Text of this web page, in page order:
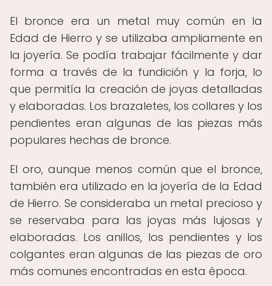
El bronce era un metal muy común en la
Edad de Hierro y se utilizaba ampliamente en
la joyería. Se podía trabajar fácilmente y dar
forma a través de la fundición y la forja, lo
que permitía la creación de joyas detalladas
y elaboradas. Los brazaletes, los collares y los
pendientes eran algunas de las piezas más
populares hechas de bronce.
El oro, aunque menos común que el bronce,
también era utilizado en la joyería de la Edad
de Hierro. Se consideraba un metal precioso y
se reservaba para las joyas más lujosas y
elaboradas. Los anillos, los pendientes y los
colgantes eran algunas de las piezas de oro
más comunes encontradas en esta época.